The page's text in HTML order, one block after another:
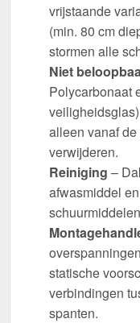
vrijstaande
(min. 80 cm
stormen alle
Niet
Polycarbonaat
alleen vanaf
verwijderen.
Reiniging –
afwasmiddel
statische
verbindingen
spanten.